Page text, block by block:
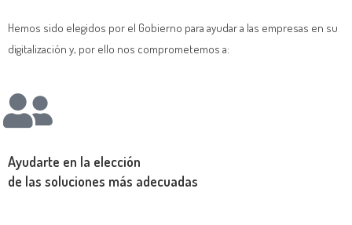
Hemos sido elegidos por el Gobierno para ayudar a las empresas en su
digitalización y, por ello nos comprometemos a:
Ayudarte en la elección
de las soluciones más adecuadas